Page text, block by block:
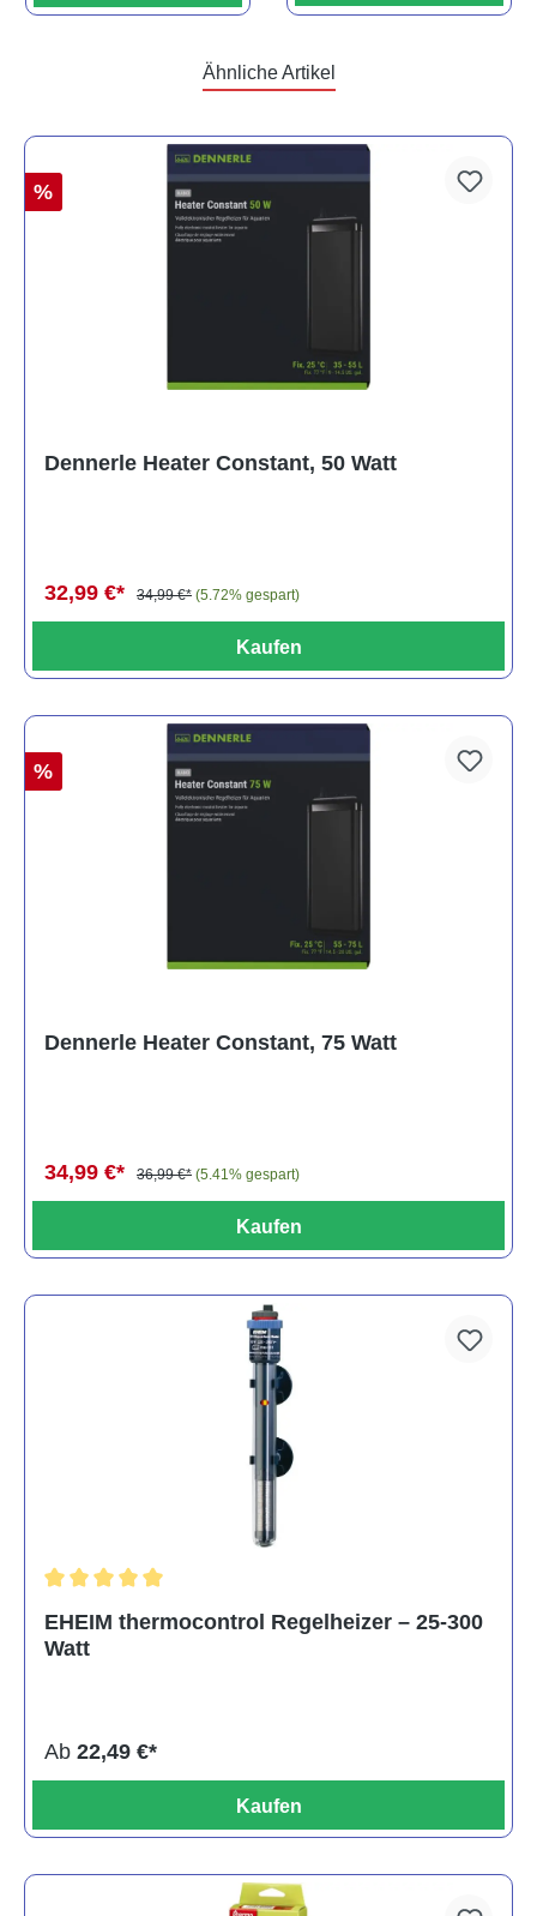
Ähnliche Artikel
%
Dennerle Heater Constant, 50 Watt
32,99 €* 34,99 €* (5.72% gespart)
Kaufen
%
Dennerle Heater Constant, 75 Watt
34,99 €* 36,99 €* (5.41% gespart)
Kaufen
EHEIM thermocontrol Regelheizer – 25-300
Watt
Ab 22,49 €*
Kaufen